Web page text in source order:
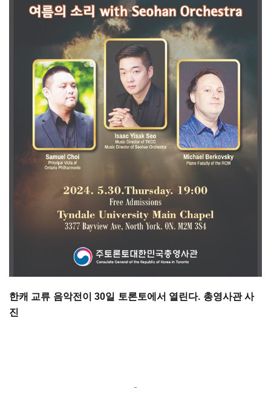
한캐 교류 음악전이 30일 토론토에서 열린다. 총영사관 사
진